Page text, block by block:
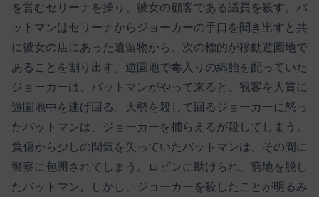
を営むセリーナを操り、彼女の顧客である議員を殺す。バ
ットマンはセリーナからジョーカーの手口を聞き出すと共
に彼女の店にあった遺留物から、次の標的が移動遊園地で
あることを割り出す。遊園地で毒入りの綿飴を配っていた
ジョーカーは、バットマンがやって来ると、観客を人質に
遊園地中を逃げ回る。大勢を殺して回るジョーカーに怒っ
たバットマンは、ジョーカーを捕らえるが殺してしまう。
負傷から少しの間気を失っていたバットマンは、その間に
警察に包囲されてしまう。ロビンに助けられ、窮地を脱し
たバットマン。しかし、ジョーカーを殺したことが明るみ